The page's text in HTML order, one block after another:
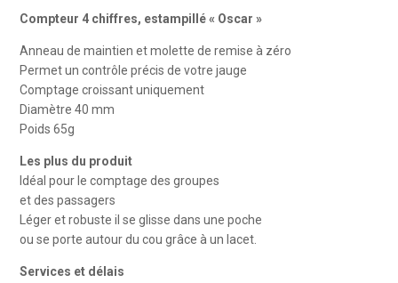
Compteur
public
Compteur 4 chiffres, estampillé « Oscar »
Anneau de maintien et molette de remise à zéro
Permet un contrôle précis de votre jauge
Comptage croissant uniquement
Diamètre 40 mm
Poids 65g
Les plus du produit
Idéal pour le comptage des groupes
et des passagers
Léger et robuste il se glisse dans une poche
ou se porte autour du cou grâce à un lacet.
Services et délais